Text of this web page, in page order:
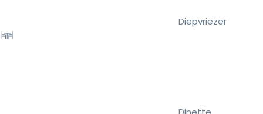
Diepvriezer